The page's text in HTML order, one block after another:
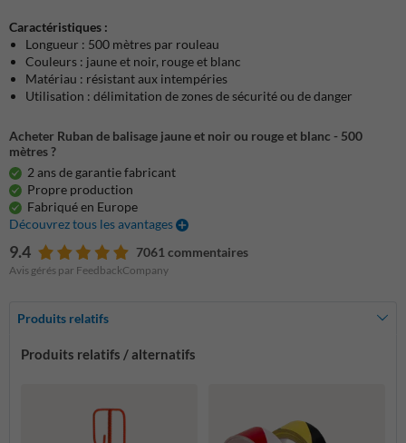
Caractéristiques :
Longueur : 500 mètres par rouleau
Couleurs : jaune et noir, rouge et blanc
Matériau : résistant aux intempéries
Utilisation : délimitation de zones de sécurité ou de danger
Acheter Ruban de balisage jaune et noir ou rouge et blanc - 500
mètres ?
2 ans de garantie fabricant
Propre production
Fabriqué en Europe
Découvrez tous les avantages
9.4 7061 commentaires
Avis gérés par FeedbackCompany
Produits relatifs
Produits relatifs / alternatifs